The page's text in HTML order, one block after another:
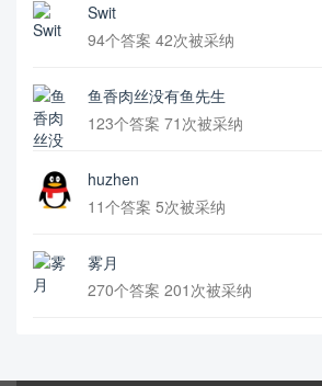
Swit
94个答案 42次被采纳
鱼香肉丝没有鱼先生
123个答案 71次被采纳
huzhen
11个答案 5次被采纳
雾月
270个答案 201次被采纳